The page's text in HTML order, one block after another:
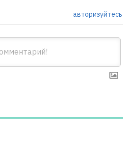
авторизуйтесь